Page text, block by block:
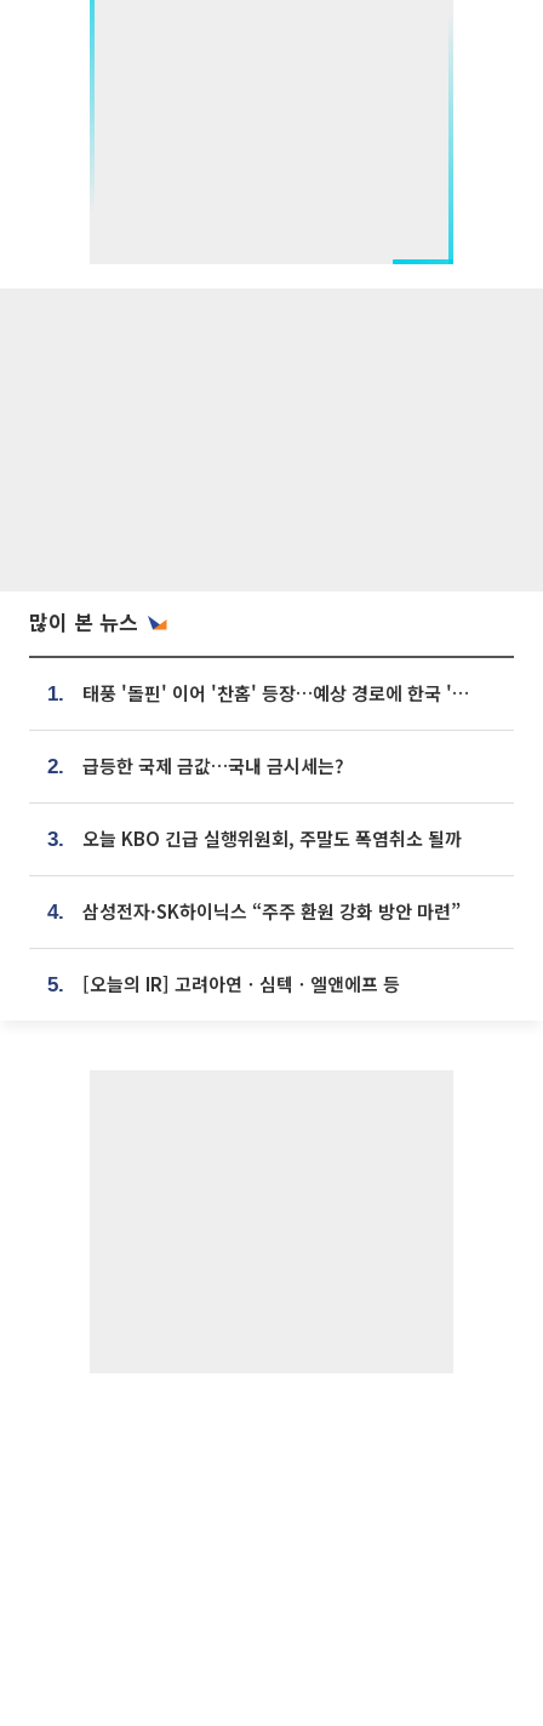
많이 본 뉴스
1. 태풍 '돌핀' 이어 '찬홈' 등장…예상 경로에 한국 '한숨'
2. 급등한 국제 금값…국내 금시세는?
3. 오늘 KBO 긴급 실행위원회, 주말도 폭염취소 될까
4. 삼성전자·SK하이닉스 “주주 환원 강화 방안 마련”
5. [오늘의 IR] 고려아연ㆍ심텍ㆍ엘앤에프 등